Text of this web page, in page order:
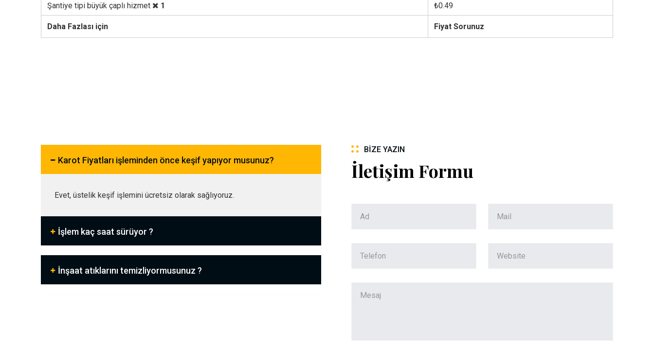
Şantiye tipi büyük çaplı hizmet 1 ₺0.49
Daha Fazlası için Fiyat Sorunuz
Karot Fiyatları işleminden önce keşif yapıyor musunuz?
Evet, üstelik keşif işlemini ücretsiz olarak sağlıyoruz.
İşlem kaç saat sürüyor ?
İnşaat atıklarını temizliyormusunuz ?
BIZE YAZIN
İletişim Formu